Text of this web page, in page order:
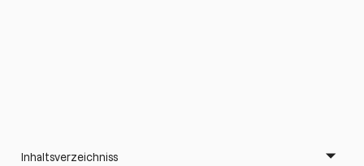
Inhaltsverzeichniss